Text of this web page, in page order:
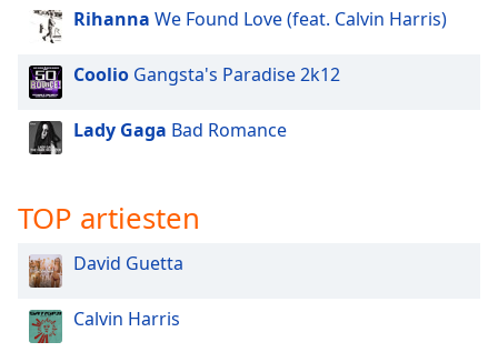
dialog
Escape
cancel
and
the
window.
Text
Color
Rihanna We Found Love (feat. Calvin Harris)
Coolio Gangsta's Paradise 2k12
Lady Gaga Bad Romance
TOP artiesten
David Guetta
Calvin Harris